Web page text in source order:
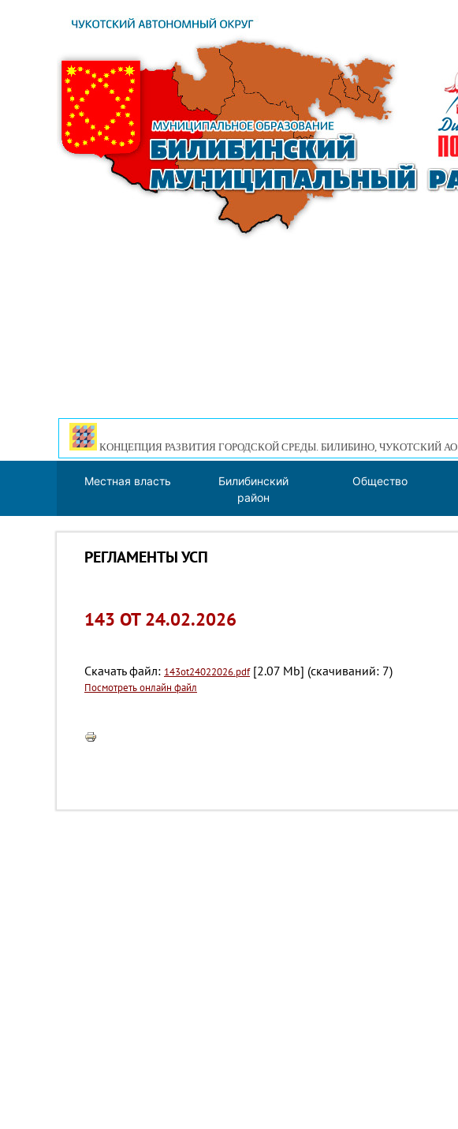
КОНЦЕПЦИЯ РАЗВИТИЯ ГОРОДСКОЙ СРЕДЫ. БИЛИБИНО, ЧУКОТСКИЙ АО
Местная власть
Билибинский
район
Общество
РЕГЛАМЕНТЫ УСП
143 ОТ 24.02.2026
Скачать файл: 143ot24022026.pdf[2.07 Mb] (cкачиваний: 7)
Посмотреть онлайн файл